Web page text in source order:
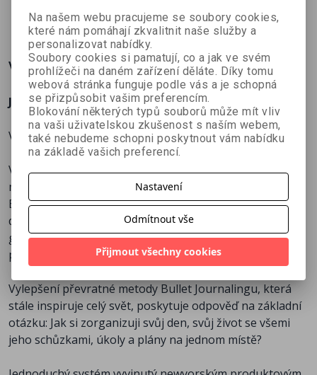
Edition2 -
černý
629 Kč 699 Kč
350 Kč 539 Kč
359 Kč 399 Kč
Více o knize
Jediný originální Bullet Journal na trhu!
Verze barvy: Blush
Ve spolupráci s Ryderem Carrollem, který vytvořil
metodu Bullet Journalingu, jsme upgradovali klasický
Bullet Journal® a posunuli jej na novou úroveň: přidali
další funkční nástroje a použili nově vyvinutý papír o
gramáži 120 g/m2, tím činíme sebeorganizaci ještě
přímočařejší a efektivnější.
Vylepšení převratné metody Bullet Journalingu, která
stále inspiruje celý svět, poskytuje odpověď na základní
otázku: Jak si zorganizuji svůj den, svůj život se všemi
jeho schůzkami, úkoly a plány na jednom místě?
Na našem webu pracujeme se soubory cookies,
které nám pomáhají zkvalitnit naše služby a
personalizovat nabídky.
Soubory cookies si pamatují, co a jak ve svém
prohlížeči na daném zařízení děláte. Díky tomu
webová stránka funguje podle vás a je schopná
se přizpůsobit vašim preferencím.
Blokování některých typů souborů může mít vliv
na vaši uživatelskou zkušenost s naším webem,
také nebudeme schopni poskytnout vám nabídku
na základě vašich preferencí.
Nastavení
Odmítnout vše
Přijmout všechny cookies